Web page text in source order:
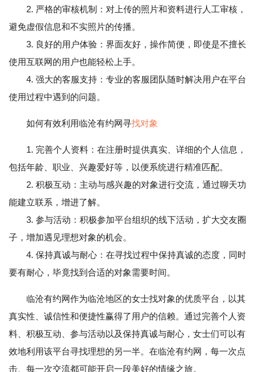
2. 严格的审核机制：对上传的照片和资料进行人工审核，
避免虚假信息和不实照片的传播。
3. 良好的用户体验：界面友好，操作简便，即使是不擅长
使用互联网的用户也能轻松上手。
4. 强大的客服支持：专业的客服团队随时解决用户在平台
使用过程中遇到的问题。
如何有效利用临沧有约网寻找对象
1. 完善个人资料：在注册时提供真实、详细的个人信息，
包括年龄、职业、兴趣爱好等，以便系统进行精准匹配。
2. 积极互动：主动与感兴趣的对象进行交流，通过聊天功
能建立联系，增进了解。
3. 参与活动：积极参加平台组织的线下活动，扩大交友圈
子，增加遇见理想对象的机会。
4. 保持真诚与耐心：在寻找过程中保持真诚的态度，同时
要有耐心，毕竟找到合适的对象需要时间。
临沧有约网作为临沧地区的女士找对象的优质平台，以其
真实性、诚信性和便捷性赢得了用户的信赖。通过完善个人资
料、积极互动、参与活动以及保持真诚与耐心，女士们可以有
效地利用该平台寻找理想的另一半。在临沧有约网，每一次点
击、每一次交流都可能开启一段美好的情缘之旅。